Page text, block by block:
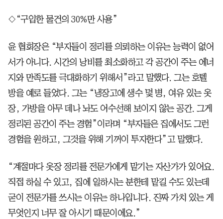
◇“구입한 물건의 30%만 사용”
윤 협회장은 “부자들이 정리를 의뢰하는 이유는 능력이 없어
서가 아니다. 시간의 낭비를 최소화하고 각 공간이 주는 에너
지와 만족도를 극대화하기 위해서”라고 말했다. 그는 호텔
방을 예로 들었다. 그는 “냉장고에 생수 몇 병, 여유 있는 옷
장, 가방을 아무 데나 놔도 어수선해 보이지 않는 공간. 그게
정리된 공간이 주는 경험”이라며 “부자들은 집에서도 그런
경험을 원하고, 그것을 위해 기꺼이 투자한다”고 말했다.
“계절마다 옷장 정리를 전문가에게 맡기는 자산가가 있어요.
직접 하실 수 있고, 집에 일하시는 분한테 맡길 수도 있는데
굳이 전문가를 쓰시는 이유는 하나입니다. 진짜 가치 있는 게
무엇인지 너무 잘 아시기 때문이에요.”